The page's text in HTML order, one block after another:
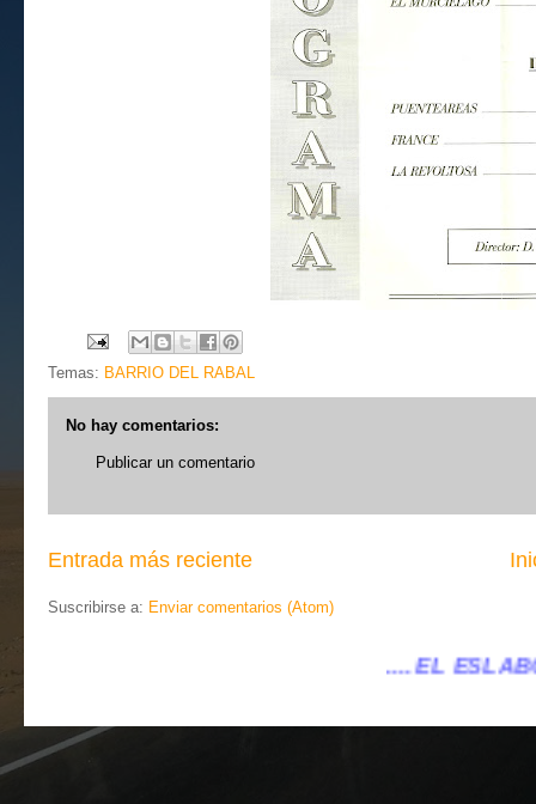
Temas: BARRIO DEL RABAL
No hay comentarios:
Publicar un comentario
Entrada más reciente
Suscribirse a: Enviar comentarios (Atom)
.... EL ESLABÓN VILLENA ...